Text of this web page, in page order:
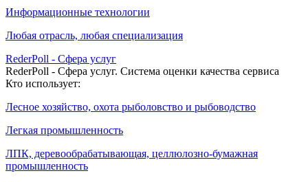
Информационные технологии
Любая отрасль, любая специализация
RederPoll - Сфера услуг
RederPoll - Сфера услуг. Система оценки качества сервиса
Кто использует:
Лесное хозяйство, охота рыболовство и рыбоводство
Легкая промышленность
ЛПК, деревообрабатывающая, целлюлозно-бумажная
промышленность